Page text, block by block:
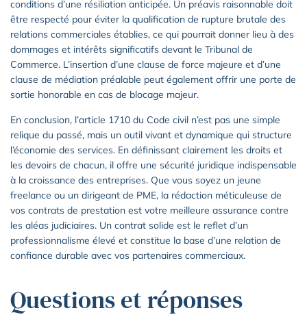
conditions d’une résiliation anticipée. Un préavis raisonnable doit
être respecté pour éviter la qualification de rupture brutale des
relations commerciales établies, ce qui pourrait donner lieu à des
dommages et intérêts significatifs devant le Tribunal de
Commerce. L’insertion d’une clause de force majeure et d’une
clause de médiation préalable peut également offrir une porte de
sortie honorable en cas de blocage majeur.
En conclusion, l’article 1710 du Code civil n’est pas une simple
relique du passé, mais un outil vivant et dynamique qui structure
l’économie des services. En définissant clairement les droits et
les devoirs de chacun, il offre une sécurité juridique indispensable
à la croissance des entreprises. Que vous soyez un jeune
freelance ou un dirigeant de PME, la rédaction méticuleuse de
vos contrats de prestation est votre meilleure assurance contre
les aléas judiciaires. Un contrat solide est le reflet d’un
professionnalisme élevé et constitue la base d’une relation de
confiance durable avec vos partenaires commerciaux.
Questions et réponses